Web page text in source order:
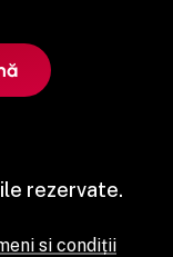
rezervate.
si condiții